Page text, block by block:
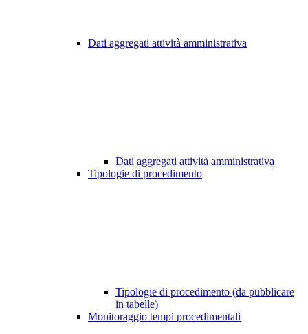
Dati aggregati attività amministrativa
Dati aggregati attività amministrativa
Tipologie di procedimento
Tipologie di procedimento (da pubblicare
in tabelle)
Monitoraggio tempi procedimentali